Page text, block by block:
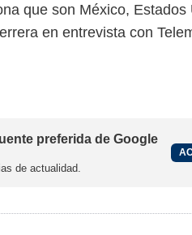
que son México, Estados
en entrevista con
preferida de Google
de actualidad.